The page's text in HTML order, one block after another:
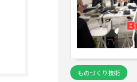
ものづくり技術